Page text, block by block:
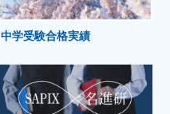
中学受験合格実績